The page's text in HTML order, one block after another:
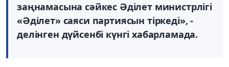
заңнамасына сәйкес Әділет министрлігі
«Әділет» саяси партиясын тіркеді», -
делінген дүйсенбі күнгі хабарламада.